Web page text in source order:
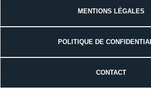
MENTIONS LÉGALES
POLITIQUE DE
CONTACT